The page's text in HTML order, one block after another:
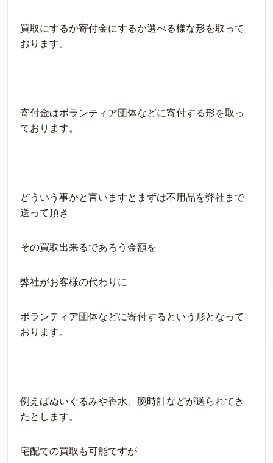
買取にするか寄付金にするか選べる様な形を取って
おります。
寄付金はボランティア団体などに寄付する形を取っ
ております。
どういう事かと言いますとまずは不用品を弊社まで
送って頂き
その買取出来るであろう金額を
弊社がお客様の代わりに
ボランティア団体などに寄付するという形となって
おります。
例えばぬいぐるみや香水、腕時計などが送られてき
たとします。
宅配での買取も可能ですが